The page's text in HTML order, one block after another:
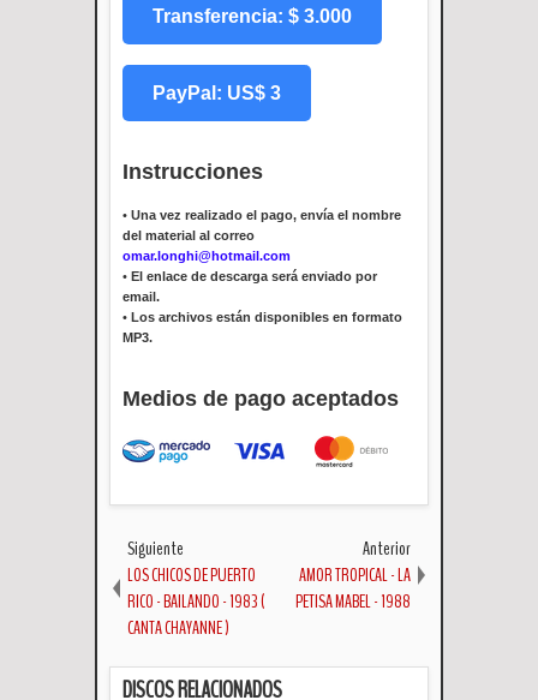
Transferencia: $ 3.000
PayPal: US$ 3
Instrucciones
• Una vez realizado el pago, envía el nombre
del material al correo
omar.longhi@hotmail.com
• El enlace de descarga será enviado por
email.
• Los archivos están disponibles en formato
MP3.
Medios de pago aceptados
Siguiente
LOS CHICOS DE PUERTO
RICO - BAILANDO - 1983 (
CANTA CHAYANNE )
Anterior
AMOR TROPICAL - LA
PETISA MABEL - 1988
DISCOS RELACIONADOS